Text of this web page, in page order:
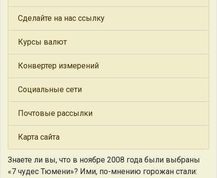
Сделайте на нас ссылку
Курсы валют
Конвертер измерений
Социальные сети
Почтовые рассылки
Карта сайта
Знаете ли вы, что в ноябре 2008 года были выбраны
«7 чудес Тюмени»? Ими, по-мнению горожан стали: